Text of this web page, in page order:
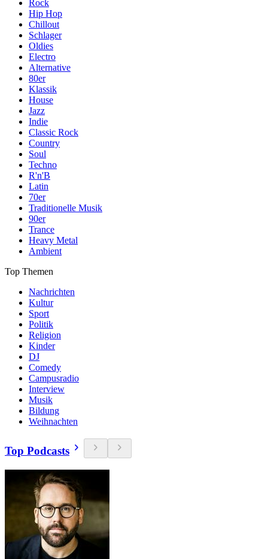
Rock
Hip Hop
Chillout
Schlager
Oldies
Electro
Alternative
80er
Klassik
House
Jazz
Indie
Classic Rock
Country
Soul
Techno
R'n'B
Latin
70er
Traditionelle Musik
90er
Trance
Heavy Metal
Ambient
Top Themen
Nachrichten
Kultur
Sport
Politik
Religion
Kinder
DJ
Comedy
Campusradio
Interview
Musik
Bildung
Weihnachten
Top Podcasts